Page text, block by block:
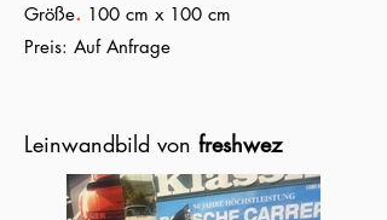
Größe. 100 cm x 100 cm
Preis: Auf Anfrage
Leinwandbild von freshwez